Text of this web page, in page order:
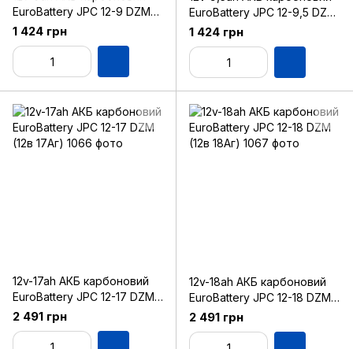
EuroBattery JPC 12-9 DZM
(12в 9.0Аг)
1 424 грн
EuroBattery JPC 12-9,5 DZM
(12в 9.5Аг)
1 424 грн
12v-17ah АКБ карбоновий
EuroBattery JPC 12-17 DZM
(12в 17Аг)
2 491 грн
12v-18ah АКБ карбоновий
EuroBattery JPC 12-18 DZM
(12в 18Аг)
2 491 грн